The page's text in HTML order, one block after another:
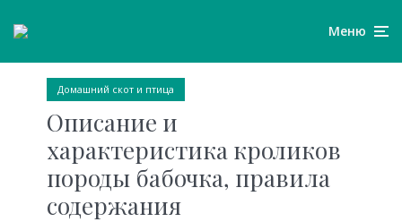
Меню
Домашний скот и птица
Описание и
характеристика кроликов
породы бабочка, правила
содержания